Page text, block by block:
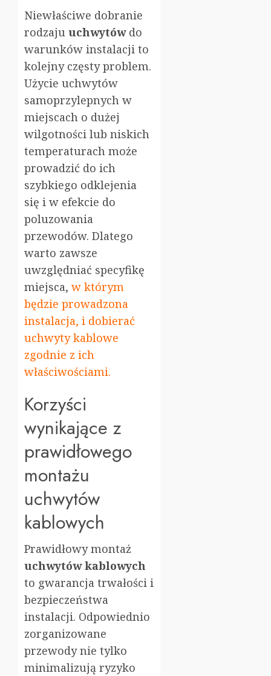
Niewłaściwe dobranie
rodzaju uchwytówdo
warunków instalacji to
kolejny częsty problem.
Użycie uchwytów
samoprzylepnych w
miejscach o dużej
wilgotności lub niskich
temperaturach może
prowadzić do ich
szybkiego odklejenia
się i w efekcie do
poluzowania
przewodów. Dlatego
warto zawsze
uwzględniać specyfikę
miejsca, w którym
będzie prowadzona
instalacja, i dobierać
uchwyty kablowe
zgodnie z ich
właściwościami.
Korzyści
wynikające z
prawidłowego
montażu
uchwytów
kablowych
Prawidłowy montaż
uchwytów kablowych
to gwarancja trwałości i
bezpieczeństwa
instalacji. Odpowiednio
zorganizowane
przewody nie tylko
minimalizują ryzyko